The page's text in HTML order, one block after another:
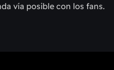
vía posible con los fans.